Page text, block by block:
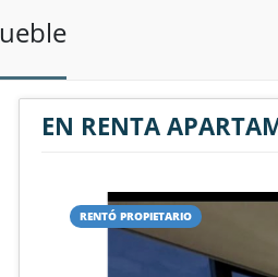
EN RENTA
RENTÓ PROPIETARIO